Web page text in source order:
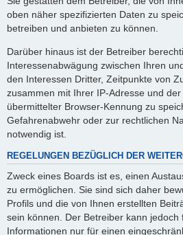
oben näher spezifizierten Daten zu
betreiben und anbieten zu können.
Darüber hinaus ist der Betreiber
Interessenabwägung zwischen Ihren
den Interessen Dritter, Zeitpunkte von
zusammen mit Ihrer IP-Adresse und
übermittelter Browser-Kennung zu
Gefahrenabwehr oder zur rechtlichen
notwendig ist.
REGELUNGEN BEZÜGLICH DER
Zweck eines Boards ist es, einen
zu ermöglichen. Sie sind sich daher
Profils und die von Ihnen erstellten
sein können. Der Betreiber kann jedoch
Informationen nur für einen